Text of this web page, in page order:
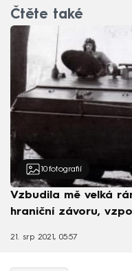
Čtěte také
10 fotografií
Vzbudila mě velká
hraniční závoru,
21. srp 2021, 05:57